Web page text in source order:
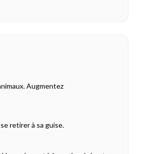
Augmentez
retirer à sa guise.